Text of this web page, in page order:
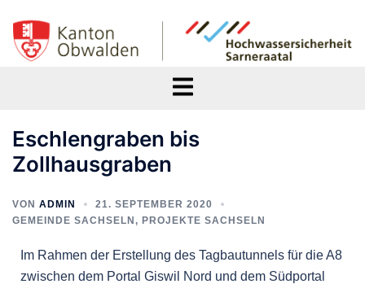
Eschlengraben bis
Zollhausgraben
VON ADMIN
21. SEPTEMBER 2020
GEMEINDE SACHSELN , PROJEKTE SACHSELN
Im Rahmen der Erstellung des Tagbautunnels für die A8
zwischen dem Portal Giswil Nord und dem Südportal